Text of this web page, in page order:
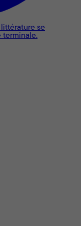
se
terminale.